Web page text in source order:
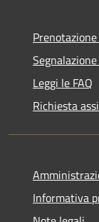
Leggi le FAQ
Richiesta
Informativa